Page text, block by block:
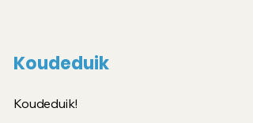
Koudeduik
Koudeduik!